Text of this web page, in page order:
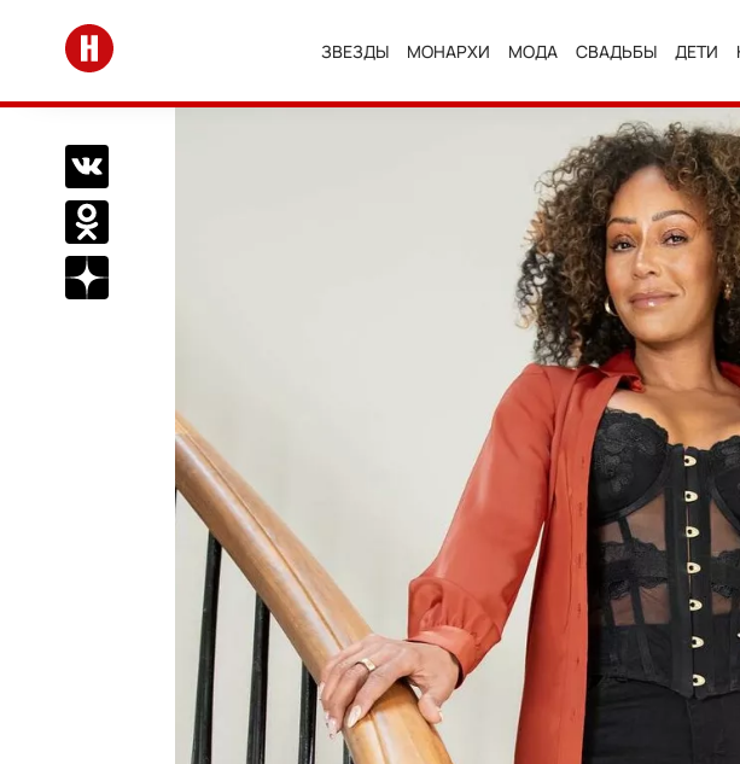
Перейти на главную
ЗВЕЗДЫ МОНАРХИ МОДА СВАДЬБЫ ДЕТИ
Поделиться Вконтакте
Поделиться в Одноклассниках
Подписаться на нас в Дзен